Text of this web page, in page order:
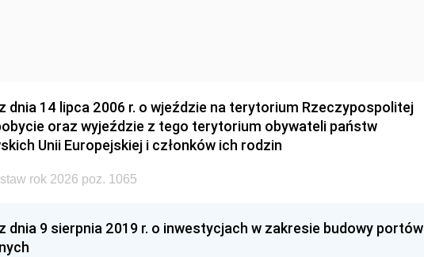
dnia 14 lipca 2006 r. o wjeździe na terytorium Rzeczypospolitej
oraz wyjeździe z tego terytorium obywateli państw
Unii Europejskiej i członków ich rodzin
rok 2026 poz. 1065
dnia 9 sierpnia 2019 r. o inwestycjach w zakresie budowy portów